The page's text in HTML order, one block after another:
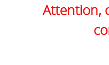
Attention,